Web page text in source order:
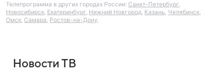
Телепрограмма в других городах России: Санкт-Петербург,
Новосибирск, Екатеринбург, Нижний Новгород, Казань, Челябинск,
Омск, Самара, Ростов-на-Дону.
Новости ТВ